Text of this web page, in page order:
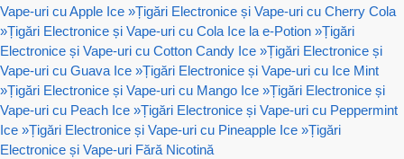
Vape-uri cu Apple Ice »Țigări Electronice și Vape-uri cu Cherry Cola
»Țigări Electronice și Vape-uri cu Cola Ice la e-Potion »Țigări
Electronice și Vape-uri cu Cotton Candy Ice »Țigări Electronice și
Vape-uri cu Guava Ice »Țigări Electronice și Vape-uri cu Ice Mint
»Țigări Electronice și Vape-uri cu Mango Ice »Țigări Electronice și
Vape-uri cu Peach Ice »Țigări Electronice și Vape-uri cu Peppermint
Ice »Țigări Electronice și Vape-uri cu Pineapple Ice »Țigări
Electronice și Vape-uri Fără Nicotină